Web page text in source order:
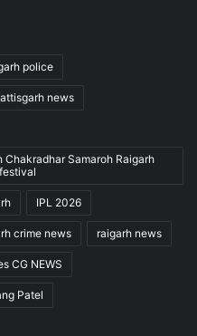
police
news
Samaroh Raigarh
IPL 2026
crime news raigarh news
CG NEWS
Patel